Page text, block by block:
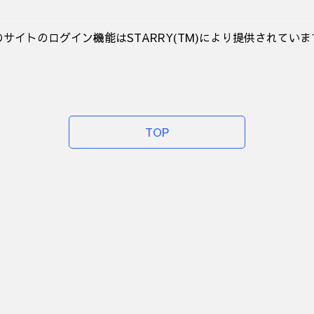
サイトのログイン機能はSTARRY(TM)により提供されていま
TOP